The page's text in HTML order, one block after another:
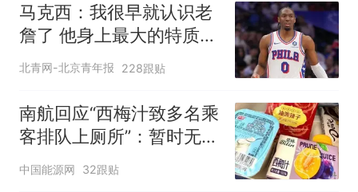
马克西：我很早就认识老
詹了 他身上最大的特质就
是谦逊
北青网-北京青年报 228跟贴
南航回应“西梅汁致多名乘
客排队上厕所”：暂时无法
核查是否发放西梅汁
中国能源网 32跟贴